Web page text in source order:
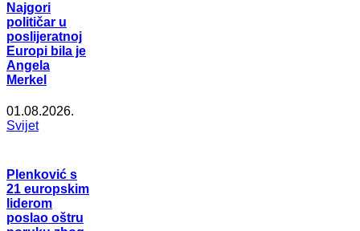
Najgori
političar u
poslijeratnoj
Europi bila je
Angela
Merkel
01.08.2026.
Svijet
Plenković s
21 europskim
liderom
poslao oštru